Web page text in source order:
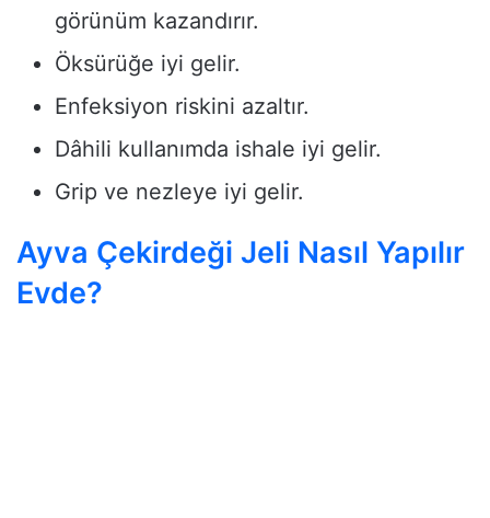
görünüm kazandırır.
Öksürüğe iyi gelir.
Enfeksiyon riskini azaltır.
Dâhili kullanımda ishale iyi gelir.
Grip ve nezleye iyi gelir.
Ayva Çekirdeği Jeli Nasıl Yapılır
Evde?